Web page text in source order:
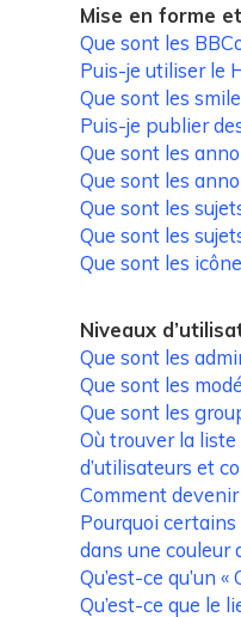
Mise en forme
Que sont les
Puis-je utiliser le
Que sont les
Puis-je publier
Que sont les
Que sont les
Que sont les
Que sont les
Que sont les
Niveaux
Que sont les
Que sont les
Que sont les
Où trouver la
d’utilisateurs et
Comment
Pourquoi
dans une couleur
Qu’est-ce qu’un
Qu’est-ce que le